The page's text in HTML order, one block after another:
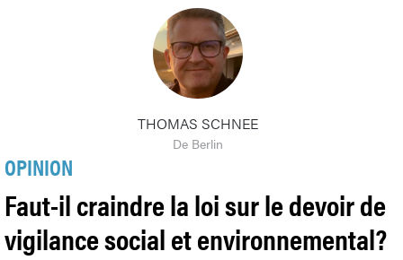
THOMAS SCHNEE
De Berlin
OPINION
Faut-il craindre la loi sur le devoir de
vigilance social et environnemental?